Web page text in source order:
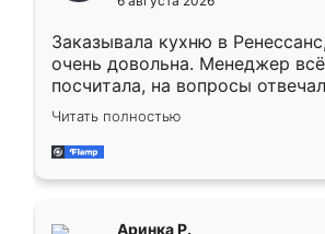
мебели буду заказывать
Заказывала кухню в
очень довольна. Менеджер
посчитала, на вопросы
Замерщик приехал в субботу,
делу со всей
за день, ребята работали
Читать полностью
Аринка Р.